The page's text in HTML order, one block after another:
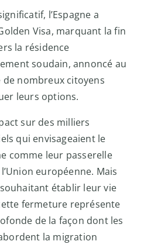
l’Espagne a
Visa, marquant la fin
la résidence
soudain, annoncé au
de nombreux citoyens
leurs options.
sur des milliers
qui envisageaient le
comme leur passerelle
européenne. Mais
établir leur vie
fermeture représente
de la façon dont les
la migration